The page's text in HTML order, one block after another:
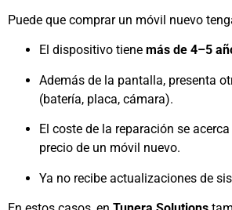
Puede que comprar un móvil nuevo
El dispositivo tiene más de 4–5
Además de la pantalla, presenta
(batería, placa, cámara).
El coste de la reparación se
precio de un móvil nuevo.
Ya no recibe actualizaciones de